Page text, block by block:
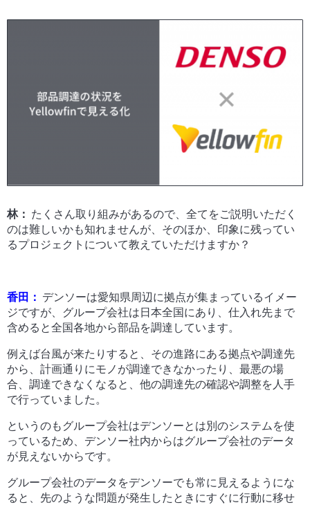
林： たくさん取り組みがあるので、全てをご説明いただく
のは難しいかも知れませんが、そのほか、印象に残ってい
るプロジェクトについて教えていただけますか？
香田： デンソーは愛知県周辺に拠点が集まっているイメー
ジですが、グループ会社は日本全国にあり、仕入れ先まで
含めると全国各地から部品を調達しています。
例えば台風が来たりすると、その進路にある拠点や調達先
から、計画通りにモノが調達できなかったり、最悪の場
合、調達できなくなると、他の調達先の確認や調整を人手
で行っていました。
というのもグループ会社はデンソーとは別のシステムを使
っているため、デンソー社内からはグループ会社のデータ
が見えないからです。
グループ会社のデータをデンソーでも常に見えるようにな
ると、先のような問題が発生したときにすぐに行動に移せ